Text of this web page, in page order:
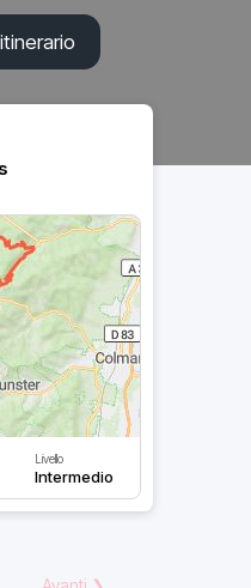
Livello
Intermedio